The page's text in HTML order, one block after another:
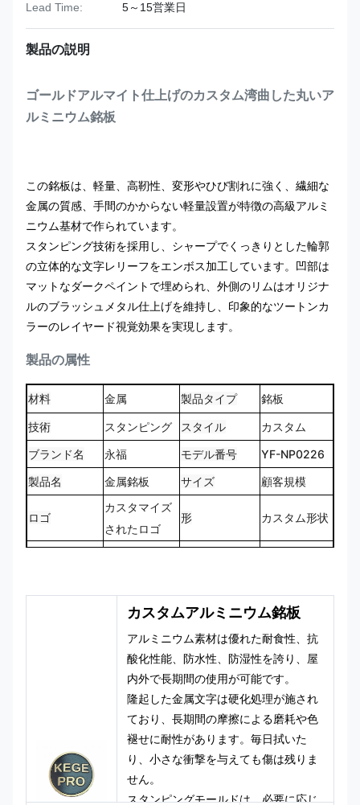
Lead Time:
5～15営業日
製品の説明
ゴールドアルマイト仕上げのカスタム湾曲した丸いア
ルミニウム銘板
この銘板は、軽量、高靭性、変形やひび割れに強く、繊細な
金属の質感、手間のかからない軽量設置が特徴の高級アルミ
ニウム基材で作られています。
スタンピング技術を採用し、シャープでくっきりとした輪郭
の立体的な文字レリーフをエンボス加工しています。凹部は
マットなダークペイントで埋められ、外側のリムはオリジナ
ルのブラッシュメタル仕上げを維持し、印象的なツートンカ
ラーのレイヤード視覚効果を実現します。
製品の属性
材料 金属 製品タイプ 銘板
技術 スタンピング スタイル
カスタム
ブランド名
永福 モデル番号
YF-NP0226
製品名
金属銘板 サイズ 顧客規模
ロゴ
カスタマイズ
されたロゴ
形 カスタム形状
ど
カスタムアルミニウム銘板
アルミニウム素材は優れた耐食性、抗
酸化性能、防水性、防湿性を誇り、屋
内外で長期間の使用が可能です。
隆起した金属文字は硬化処理が施され
ており、長期間の摩擦による磨耗や色
褪せに耐性があります。毎日拭いた
り、小さな衝撃を与えても傷は残りま
せん。
スタンピングモールドは、必要に応じ